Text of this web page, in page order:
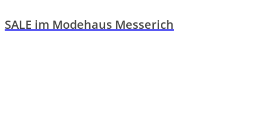
SALE im Modehaus Messerich